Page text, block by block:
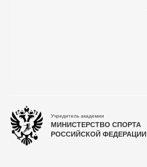
Учредитель академии
МИНИСТЕРСТВО СПОРТА
РОССИЙСКОЙ ФЕДЕРАЦИИ